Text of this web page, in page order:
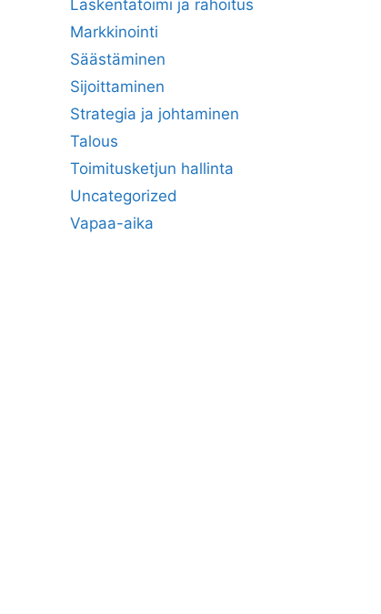
Laskentatoimi ja rahoitus
Markkinointi
Säästäminen
Sijoittaminen
Strategia ja johtaminen
Talous
Toimitusketjun hallinta
Uncategorized
Vapaa-aika